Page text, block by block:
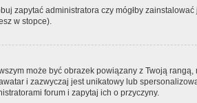
zapytać administratora czy mógłby
w stopce).
może być obrazek powiązany z Twoją
i zazwyczaj jest unikatowy lub
forum i zapytaj ich o przyczyny.